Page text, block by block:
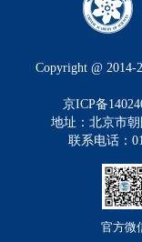
Copyright @ 2014-
京ICP备
地址：北京市
联系电话：
官方微